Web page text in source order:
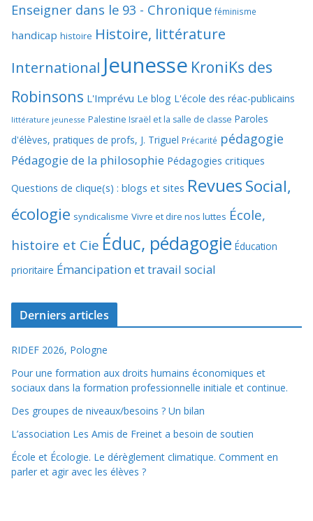
Enseigner dans le 93 - Chronique féminisme
handicap histoire Histoire, littérature
International Jeunesse KroniKs des
Robinsons L'Imprévu Le blog L'école des réac-publicains
littérature jeunesse Palestine Israël et la salle de classe Paroles
d'élèves, pratiques de profs, J. Triguel Précarité pédagogie
Pédagogie de la philosophie Pédagogies critiques
Questions de clique(s) : blogs et sites RevuesSocial,
écologie syndicalisme Vivre et dire nos luttes École,
histoire et Cie Éduc, pédagogie Éducation
prioritaire Émancipation et travail social
Derniers articles
RIDEF 2026, Pologne
Pour une formation aux droits humains économiques et
sociaux dans la formation professionnelle initiale et continue.
Des groupes de niveaux/besoins ? Un bilan
L’association Les Amis de Freinet a besoin de soutien
École et Écologie. Le dérèglement climatique. Comment en
parler et agir avec les élèves ?